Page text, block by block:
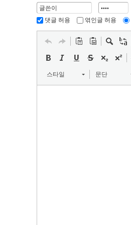
댓글 허용 엮인글 허용
스타일 문단